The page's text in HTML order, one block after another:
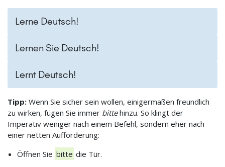
Lerne Deutsch!
Lernen Sie Deutsch!
Lernt Deutsch!
Tipp: Wenn Sie sicher sein wollen, einigermaßen freundlich
zu wirken, fügen Sie immer bittehinzu. So klingt der
Imperativ weniger nach einem Befehl, sondern eher nach
einer netten Aufforderung:
Öffnen Sie bitte die Tür.